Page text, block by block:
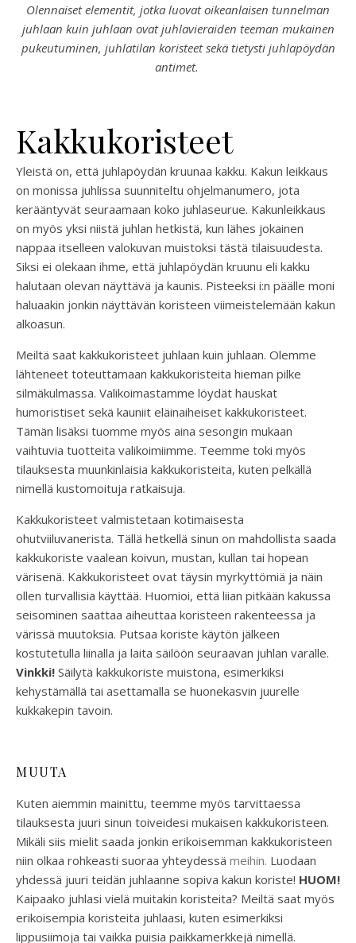
Olennaiset elementit, jotka luovat oikeanlaisen tunnelman
juhlaan kuin juhlaan ovat juhlavieraiden teeman mukainen
pukeutuminen, juhlatilan koristeet sekä tietysti juhlapöydän
antimet.
Kakkukoristeet
Yleistä on, että juhlapöydän kruunaa kakku. Kakun leikkaus
on monissa juhlissa suunniteltu ohjelmanumero, jota
kerääntyvät seuraamaan koko juhlaseurue. Kakunleikkaus
on myös yksi niistä juhlan hetkistä, kun lähes jokainen
nappaa itselleen valokuvan muistoksi tästä tilaisuudesta.
Siksi ei olekaan ihme, että juhlapöydän kruunu eli kakku
halutaan olevan näyttävä ja kaunis. Pisteeksi i:n päälle moni
haluaakin jonkin näyttävän koristeen viimeistelemään kakun
alkoasun.
Meiltä saat kakkukoristeet juhlaan kuin juhlaan. Olemme
lähteneet toteuttamaan kakkukoristeita hieman pilke
silmäkulmassa. Valikoimastamme löydät hauskat
humoristiset sekä kauniit eläinaiheiset kakkukoristeet.
Tämän lisäksi tuomme myös aina sesongin mukaan
vaihtuvia tuotteita valikoimiimme. Teemme toki myös
tilauksesta muunkinlaisia kakkukoristeita, kuten pelkällä
nimellä kustomoituja ratkaisuja.
Kakkukoristeet valmistetaan kotimaisesta
ohutviiluvanerista. Tällä hetkellä sinun on mahdollista saada
kakkukoriste vaalean koivun, mustan, kullan tai hopean
värisenä. Kakkukoristeet ovat täysin myrkyttömiä ja näin
ollen turvallisia käyttää. Huomioi, että liian pitkään kakussa
seisominen saattaa aiheuttaa koristeen rakenteessa ja
värissä muutoksia. Putsaa koriste käytön jälkeen
kostutetulla liinalla ja laita säilöön seuraavan juhlan varalle.
Vinkki! Säilytä kakkukoriste muistona, esimerkiksi
kehystämällä tai asettamalla se huonekasvin juurelle
kukkakepin tavoin.
MUUTA
Kuten aiemmin mainittu, teemme myös tarvittaessa
tilauksesta juuri sinun toiveidesi mukaisen kakkukoristeen.
Mikäli siis mielit saada jonkin erikoisemman kakkukoristeen
niin olkaa rohkeasti suoraa yhteydessä meihin. Luodaan
yhdessä juuri teidän juhlaanne sopiva kakun koriste! HUOM!
Kaipaako juhlasi vielä muitakin koristeita? Meiltä saat myös
erikoisempia koristeita juhlaasi, kuten esimerkiksi
lippusiimoja tai vaikka puisia paikkamerkkejä nimellä.